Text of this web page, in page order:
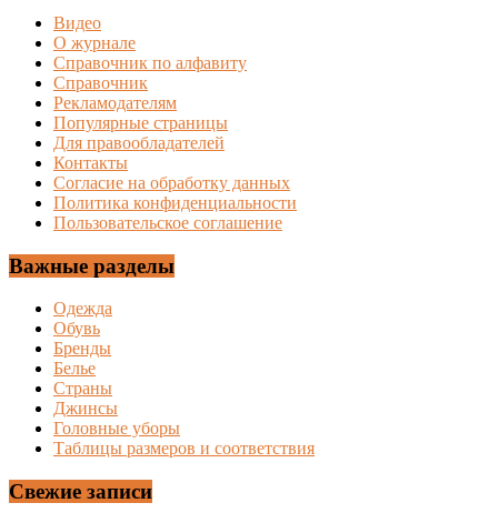
Видео
О журнале
Справочник по алфавиту
Справочник
Рекламодателям
Популярные страницы
Для правообладателей
Контакты
Согласие на обработку данных
Политика конфиденциальности
Пользовательское соглашение
Важные разделы
Одежда
Обувь
Бренды
Белье
Страны
Джинсы
Головные уборы
Таблицы размеров и соответствия
Свежие записи